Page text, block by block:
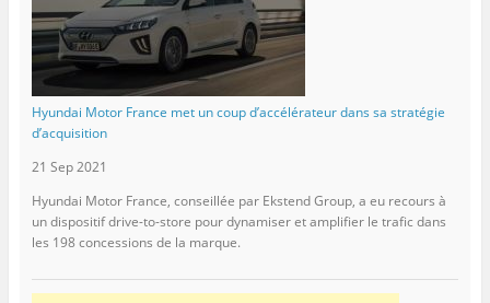
Hyundai Motor France met un coup d’accélérateur dans sa stratégie
d’acquisition
21 Sep 2021
Hyundai Motor France, conseillée par Ekstend Group, a eu recours à
un dispositif drive-to-store pour dynamiser et amplifier le trafic dans
les 198 concessions de la marque.